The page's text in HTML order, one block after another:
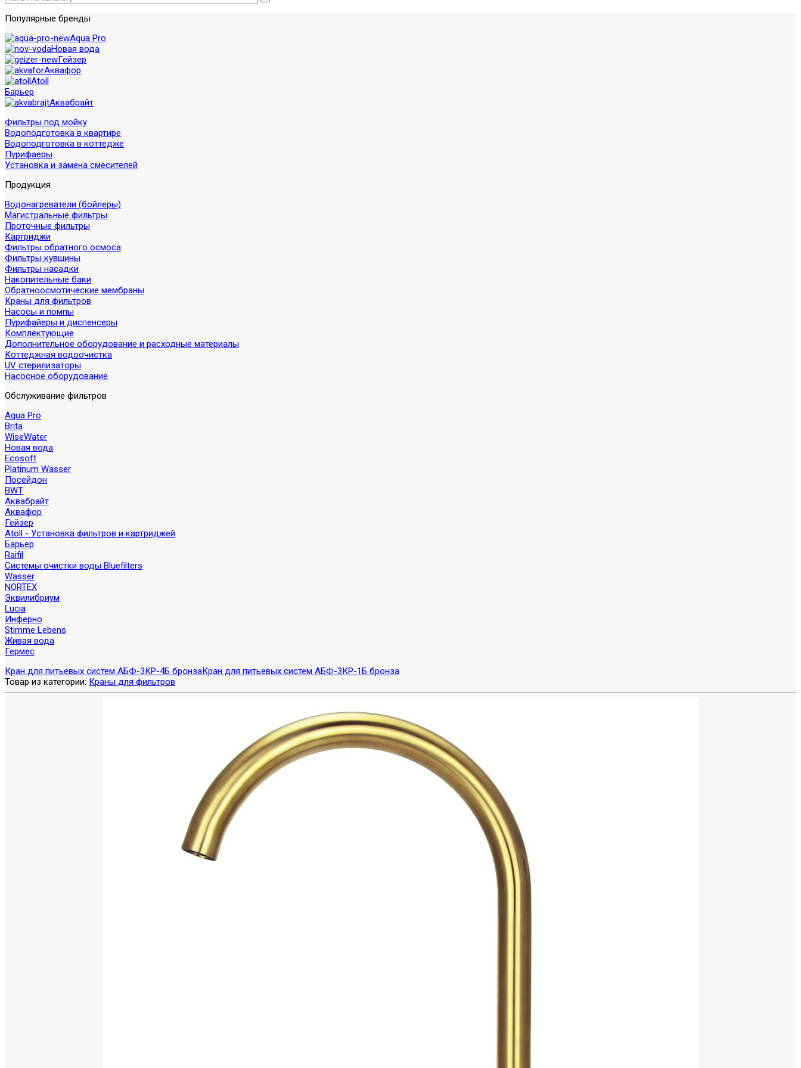
Популярные бренды
Aqua Pro
Новая вода
Гейзер
Аквафор
Atoll
Барьер
Аквабрайт
Фильтры под мойку
Водоподготовка в квартире
Водоподготовка в коттедже
Пурифаеры
Установка и замена смесителей
Продукция
Водонагреватели (бойлеры)
Магистральные фильтры
Проточные фильтры
Картриджи
Фильтры обратного осмоса
Фильтры кувшины
Фильтры насадки
Накопительные баки
Обратноосмотические мембраны
Краны для фильтров
Насосы и помпы
Пурифайеры и диспенсеры
Комплектующие
Дополнительное оборудование и расходные материалы
Коттеджная водоочистка
UV стерилизаторы
Насосное оборудование
Обслуживание фильтров
Aqua Pro
Brita
WiseWater
Новая вода
Ecosoft
Platinum Wasser
Посейдон
BWT
Аквабрайт
Аквафор
Гейзер
Atoll - Установка фильтров и картриджей
Барьер
Raifil
Системы очистки воды Bluefilters
Wasser
NORTEX
Эквилибриум
Lucia
Инферно
Stimme Lebens
Живая вода
Гермес
Кран для питьевых систем АБФ-3КР-4Б бронзаКран для питьевых систем АБФ-3КР-1Б бронза
Товар из категории: Краны для фильтров